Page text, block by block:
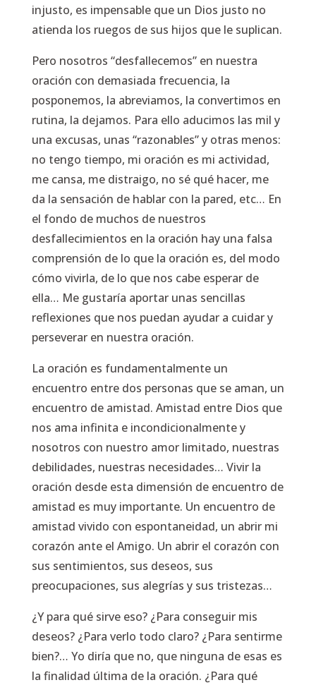
injusto, es impensable que un Dios justo no
atienda los ruegos de sus hijos que le suplican.
Pero nosotros “desfallecemos” en nuestra
oración con demasiada frecuencia, la
posponemos, la abreviamos, la convertimos en
rutina, la dejamos. Para ello aducimos las mil y
una excusas, unas “razonables” y otras menos:
no tengo tiempo, mi oración es mi actividad,
me cansa, me distraigo, no sé qué hacer, me
da la sensación de hablar con la pared, etc… En
el fondo de muchos de nuestros
desfallecimientos en la oración hay una falsa
comprensión de lo que la oración es, del modo
cómo vivirla, de lo que nos cabe esperar de
ella… Me gustaría aportar unas sencillas
reflexiones que nos puedan ayudar a cuidar y
perseverar en nuestra oración.
La oración es fundamentalmente un
encuentro entre dos personas que se aman, un
encuentro de amistad. Amistad entre Dios que
nos ama infinita e incondicionalmente y
nosotros con nuestro amor limitado, nuestras
debilidades, nuestras necesidades… Vivir la
oración desde esta dimensión de encuentro de
amistad es muy importante. Un encuentro de
amistad vivido con espontaneidad, un abrir mi
corazón ante el Amigo. Un abrir el corazón con
sus sentimientos, sus deseos, sus
preocupaciones, sus alegrías y sus tristezas…
¿Y para qué sirve eso? ¿Para conseguir mis
deseos? ¿Para verlo todo claro? ¿Para sentirme
bien?… Yo diría que no, que ninguna de esas es
la finalidad última de la oración. ¿Para qué